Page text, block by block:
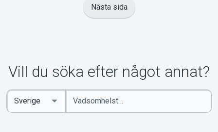
Nästa sida
Vill du söka efter något annat?
Ange
sökord
Select
Country